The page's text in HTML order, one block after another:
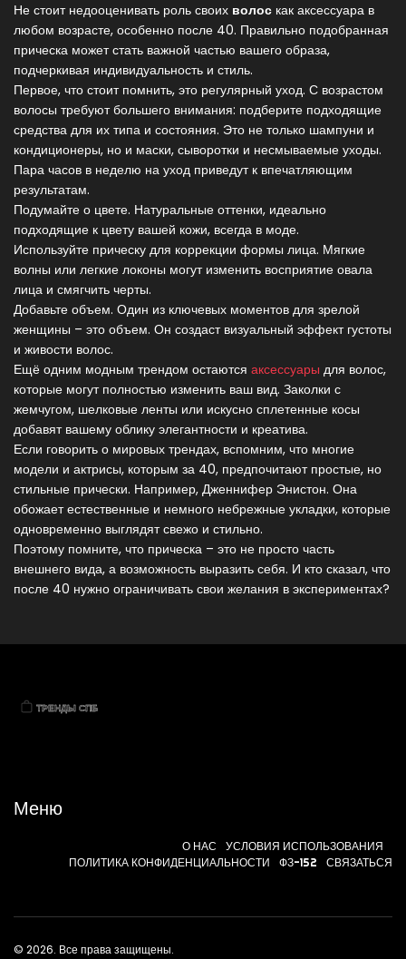
Не стоит недооценивать роль своих волос как аксессуара в
любом возрасте, особенно после 40. Правильно подобранная
прическа может стать важной частью вашего образа,
подчеркивая индивидуальность и стиль.
Первое, что стоит помнить, это регулярный уход. С возрастом
волосы требуют большего внимания: подберите подходящие
средства для их типа и состояния. Это не только шампуни и
кондиционеры, но и маски, сыворотки и несмываемые уходы.
Пара часов в неделю на уход приведут к впечатляющим
результатам.
Подумайте о цвете. Натуральные оттенки, идеально
подходящие к цвету вашей кожи, всегда в моде.
Используйте прическу для коррекции формы лица. Мягкие
волны или легкие локоны могут изменить восприятие овала
лица и смягчить черты.
Добавьте объем. Один из ключевых моментов для зрелой
женщины – это объем. Он создаст визуальный эффект густоты
и живости волос.
Ещё одним модным трендом остаются аксессуары для волос,
которые могут полностью изменить ваш вид. Заколки с
жемчугом, шелковые ленты или искусно сплетенные косы
добавят вашему облику элегантности и креатива.
Если говорить о мировых трендах, вспомним, что многие
модели и актрисы, которым за 40, предпочитают простые, но
стильные прически. Например, Дженнифер Энистон. Она
обожает естественные и немного небрежные укладки, которые
одновременно выглядят свежо и стильно.
Поэтому помните, что прическа – это не просто часть
внешнего вида, а возможность выразить себя. И кто сказал, что
после 40 нужно ограничивать свои желания в экспериментах?
Меню
О НАС
УСЛОВИЯ ИСПОЛЬЗОВАНИЯ
ПОЛИТИКА КОНФИДЕНЦИАЛЬНОСТИ
ФЗ-152 СВЯЗАТЬСЯ
© 2026. Все права защищены.